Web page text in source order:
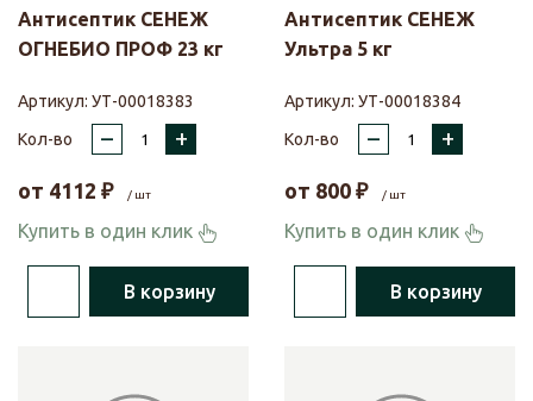
Антисептик СЕНЕЖ
ОГНЕБИО ПРОФ 23 кг
Артикул: УТ-00018383
Кол-во
– +
от 4112 ₽ / шт
Купить в один клик
В корзину
Антисептик СЕНЕЖ
Ультра 5 кг
Артикул: УТ-00018384
Кол-во
– +
от 800 ₽ / шт
Купить в один клик
В корзину